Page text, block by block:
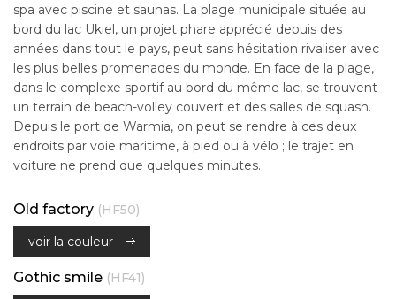
spa avec piscine et saunas. La plage municipale située au
bord du lac Ukiel, un projet phare apprécié depuis des
années dans tout le pays, peut sans hésitation rivaliser avec
les plus belles promenades du monde. En face de la plage,
dans le complexe sportif au bord du même lac, se trouvent
un terrain de beach-volley couvert et des salles de squash.
Depuis le port de Warmia, on peut se rendre à ces deux
endroits par voie maritime, à pied ou à vélo ; le trajet en
voiture ne prend que quelques minutes.
Old factory (HF50)
voir la couleur
Gothic smile (HF41)